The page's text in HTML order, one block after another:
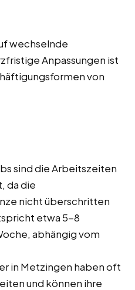
wechselnde
Anpassungen ist
von
sind die Arbeitszeiten
da die
nicht überschritten
etwa 5-8
abhängig vom
in Metzingen haben oft
und können ihre